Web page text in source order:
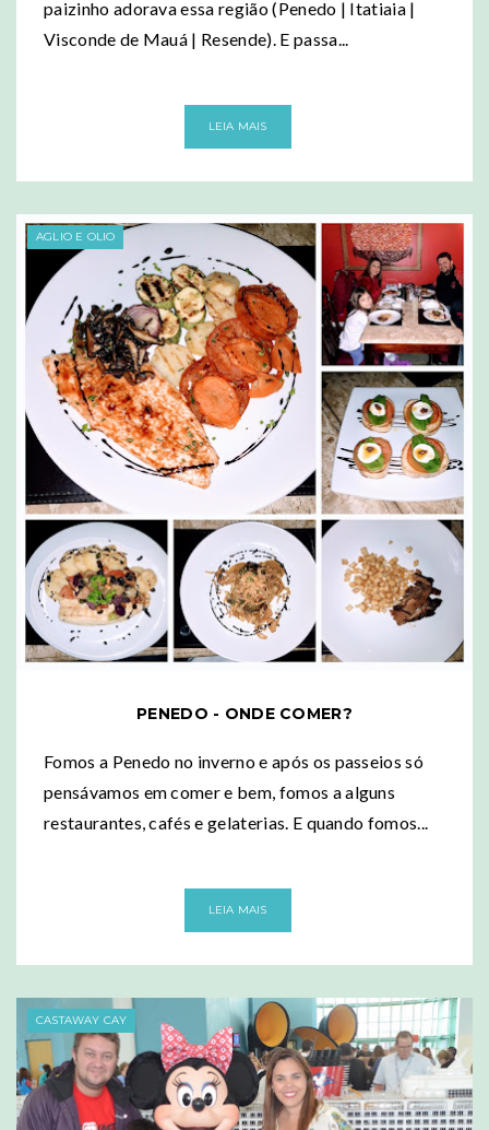
paizinho adorava essa região (Penedo | Itatiaia |
Visconde de Mauá | Resende). E passa...
LEIA MAIS
AGLIO E OLIO
PENEDO - ONDE COMER?
Fomos a Penedo no inverno e após os passeios só
pensávamos em comer e bem, fomos a alguns
restaurantes, cafés e gelaterias. E quando fomos...
LEIA MAIS
CASTAWAY CAY